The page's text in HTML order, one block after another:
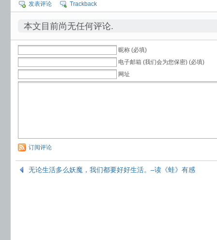
发表评论 Trackback
本文目前尚无任何评论.
昵称 (必填)
电子邮箱 (我们会为您保密) (必填)
网址
订阅评论
无论生活多么妖魔，我们都要好好生活。–读《蛙》有感